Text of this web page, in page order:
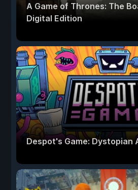
A Game of Thrones: The
Digital Edition
Despot's Game: Dystopian